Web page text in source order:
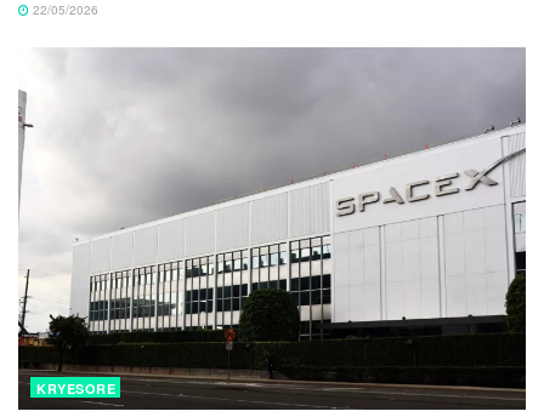
22/05/2026
KRYESORE